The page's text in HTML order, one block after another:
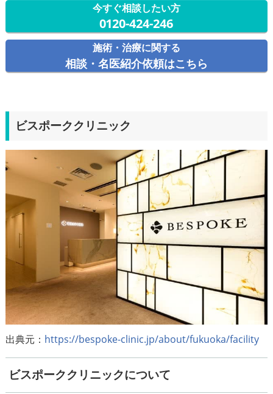
今すぐ相談したい方
0120-424-246
施術・治療に関する
相談・名医紹介依頼はこちら
ビスポーククリニック
出典元： https://bespoke-clinic.jp/about/fukuoka/facility
ビスポーククリニックについて